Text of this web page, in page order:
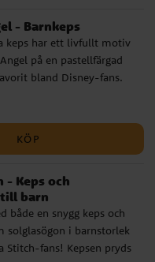
av filmerna.
- Barnkeps
keps har ett livfullt motiv
på en pastellfärgad
bland Disney-fans.
design och skärm i blått
snyggt och praktiskt
bomulls- och
baktill, vilket gör att
åldern ca 4 till 6 år.
licensierad Disney-
Cerdá.
KÖP
- Keps och
barn
både en snygg keps och
solglasögon i barnstorlek
Stitch-fans! Kepsen pryds